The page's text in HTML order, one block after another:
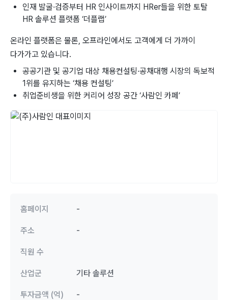
인재 발굴·검증부터 HR 인사이트까지 HRer들을 위한 토탈
HR 솔루션 플랫폼 ‘더플랩’
온라인 플랫폼은 물론, 오프라인에서도 고객에게 더 가까이
다가가고 있습니다.
공공기관 및 공기업 대상 채용컨설팅·공채대행 시장의 독보적
1위를 유지하는 ‘채용 컨설팅’
취업준비생을 위한 커리어 성장 공간 ‘사람인 카페’
홈페이지 -
주소 -
직원 수
산업군 기타 솔루션
투자금액 (억) -